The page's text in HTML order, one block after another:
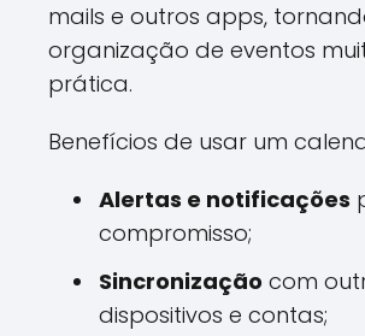
mails e outros apps,
organização de eventos
prática.
Benefícios de usar um
Alertas e notificações
compromisso;
Sincronização com
dispositivos e contas;